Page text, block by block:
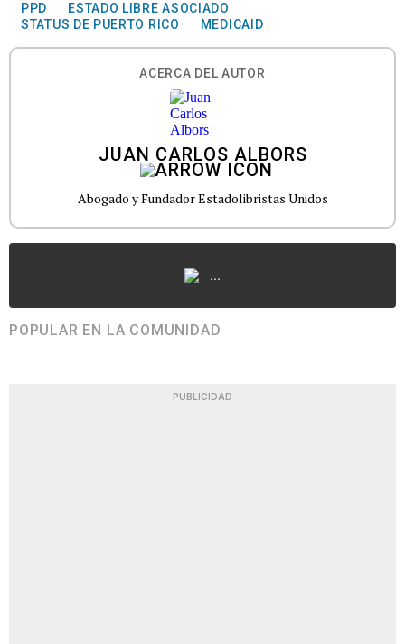
PPD
ESTADO LIBRE ASOCIADO
STATUS DE PUERTO RICO
MEDICAID
ACERCA DEL AUTOR
JUAN CARLOS ALBORS
Abogado y Fundador Estadolibristas Unidos
...
POPULAR EN LA COMUNIDAD
PUBLICIDAD